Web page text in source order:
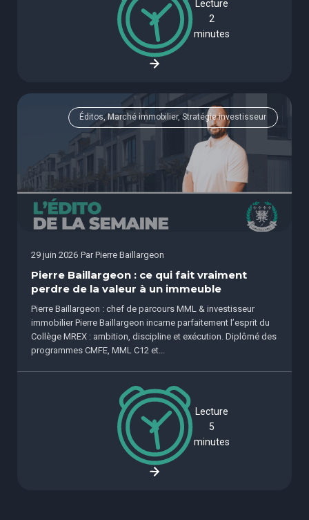
Lecture
2
minutes
Éditos, Marché immobilier, Stratégie investisseur
29 juin 2026 Par Pierre Baillargeon
Pierre Baillargeon : ce qui fait vraiment
perdre de la valeur à un immeuble
Pierre Baillargeon : chef de parcours MML & investisseur
immobilier Pierre Baillargeon incarne parfaitement l’esprit du
Collège MREX : ambition, discipline et exécution. Diplômé des
programmes CMFE, MML C12 et...
Lecture
5
minutes